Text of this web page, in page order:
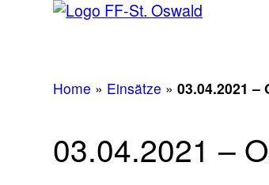
Home » Einsätze »03.04.2021 –
03.04.2021 –